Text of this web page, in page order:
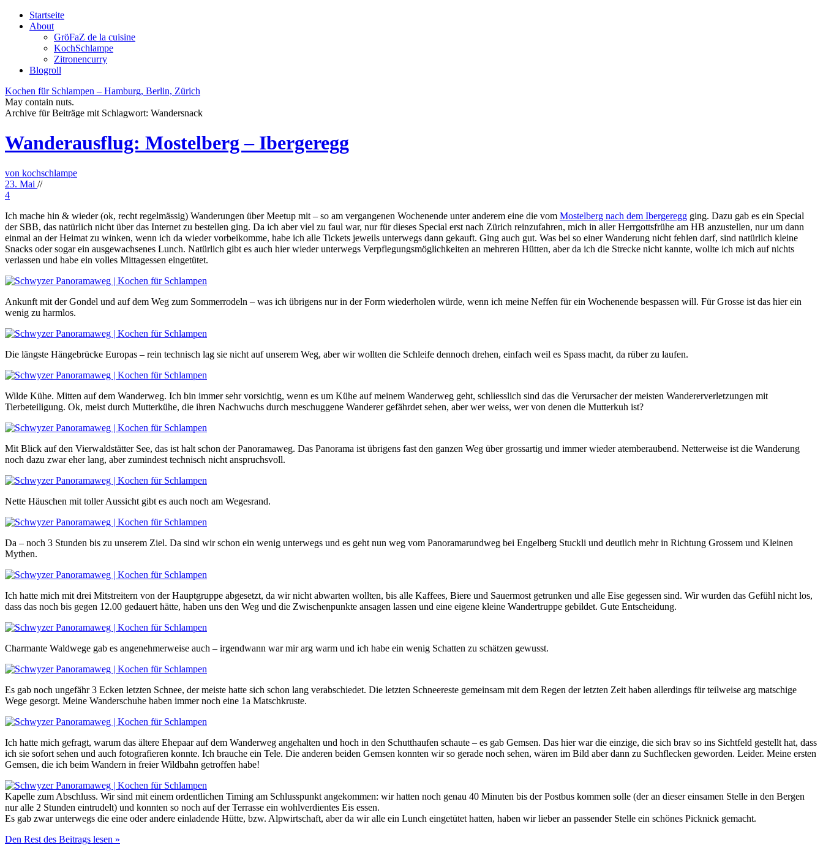
Startseite
About
GröFaZ de la cuisine
KochSchlampe
Zitronencurry
Blogroll
Kochen für Schlampen – Hamburg, Berlin, Zürich
May contain nuts.
Archive für Beiträge mit Schlagwort: Wandersnack
Wanderausflug: Mostelberg – Ibergeregg
von kochschlampe
23. Mai //
4
Ich mache hin & wieder (ok, recht regelmässig) Wanderungen über Meetup mit – so am vergangenen Wochenende unter anderem eine die vom Mostelberg nach dem Ibergeregg ging. Dazu gab es ein Special
der SBB, das natürlich nicht über das Internet zu bestellen ging. Da ich aber viel zu faul war, nur für dieses Special erst nach Zürich reinzufahren, mich in aller Herrgottsfrühe am HB anzustellen, nur um dann
einmal an der Heimat zu winken, wenn ich da wieder vorbeikomme, habe ich alle Tickets jeweils unterwegs dann gekauft. Ging auch gut. Was bei so einer Wanderung nicht fehlen darf, sind natürlich kleine
Snacks oder sogar ein ausgewachsenes Lunch. Natürlich gibt es auch hier wieder unterwegs Verpflegungsmöglichkeiten an mehreren Hütten, aber da ich die Strecke nicht kannte, wollte ich mich auf nichts
verlassen und habe ein volles Mittagessen eingetütet.
Ankunft mit der Gondel und auf dem Weg zum Sommerrodeln – was ich übrigens nur in der Form wiederholen würde, wenn ich meine Neffen für ein Wochenende bespassen will. Für Grosse ist das hier ein
wenig zu harmlos.
Die längste Hängebrücke Europas – rein technisch lag sie nicht auf unserem Weg, aber wir wollten die Schleife dennoch drehen, einfach weil es Spass macht, da rüber zu laufen.
Wilde Kühe. Mitten auf dem Wanderweg. Ich bin immer sehr vorsichtig, wenn es um Kühe auf meinem Wanderweg geht, schliesslich sind das die Verursacher der meisten Wandererverletzungen mit
Tierbeteiligung. Ok, meist durch Mutterkühe, die ihren Nachwuchs durch meschuggene Wanderer gefährdet sehen, aber wer weiss, wer von denen die Mutterkuh ist?
Mit Blick auf den Vierwaldstätter See, das ist halt schon der Panoramaweg. Das Panorama ist übrigens fast den ganzen Weg über grossartig und immer wieder atemberaubend. Netterweise ist die Wanderung
noch dazu zwar eher lang, aber zumindest technisch nicht anspruchsvoll.
Nette Häuschen mit toller Aussicht gibt es auch noch am Wegesrand.
Da – noch 3 Stunden bis zu unserem Ziel. Da sind wir schon ein wenig unterwegs und es geht nun weg vom Panoramarundweg bei Engelberg Stuckli und deutlich mehr in Richtung Grossem und Kleinen
Mythen.
Ich hatte mich mit drei Mitstreitern von der Hauptgruppe abgesetzt, da wir nicht abwarten wollten, bis alle Kaffees, Biere und Sauermost getrunken und alle Eise gegessen sind. Wir wurden das Gefühl nicht los,
dass das noch bis gegen 12.00 gedauert hätte, haben uns den Weg und die Zwischenpunkte ansagen lassen und eine eigene kleine Wandertruppe gebildet. Gute Entscheidung.
Charmante Waldwege gab es angenehmerweise auch – irgendwann war mir arg warm und ich habe ein wenig Schatten zu schätzen gewusst.
Es gab noch ungefähr 3 Ecken letzten Schnee, der meiste hatte sich schon lang verabschiedet. Die letzten Schneereste gemeinsam mit dem Regen der letzten Zeit haben allerdings für teilweise arg matschige
Wege gesorgt. Meine Wanderschuhe haben immer noch eine 1a Matschkruste.
Ich hatte mich gefragt, warum das ältere Ehepaar auf dem Wanderweg angehalten und hoch in den Schutthaufen schaute – es gab Gemsen. Das hier war die einzige, die sich brav so ins Sichtfeld gestellt hat, dass
ich sie sofort sehen und auch fotografieren konnte. Ich brauche ein Tele. Die anderen beiden Gemsen konnten wir so gerade noch sehen, wären im Bild aber dann zu Suchflecken geworden. Leider. Meine ersten
Gemsen, die ich beim Wandern in freier Wildbahn getroffen habe!
Kapelle zum Abschluss. Wir sind mit einem ordentlichen Timing am Schlusspunkt angekommen: wir hatten noch genau 40 Minuten bis der Postbus kommen solle (der an dieser einsamen Stelle in den Bergen
nur alle 2 Stunden eintrudelt) und konnten so noch auf der Terrasse ein wohlverdientes Eis essen.
Es gab zwar unterwegs die eine oder andere einladende Hütte, bzw. Alpwirtschaft, aber da wir alle ein Lunch eingetütet hatten, haben wir lieber an passender Stelle ein schönes Picknick gemacht.
Den Rest des Beitrags lesen »